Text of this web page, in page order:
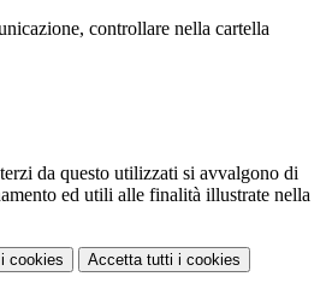
controllare nella cartella
da questo utilizzati si avvalgono di
ed utili alle finalità illustrate nella
i cookies Accetta tutti i cookies